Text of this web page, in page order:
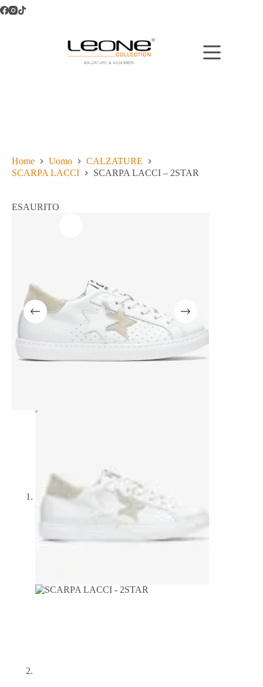
Salta
al
Home Uomo
CALZATURE
SCARPA LACCI
SCARPA LACCI – 2STAR
ESAURITO